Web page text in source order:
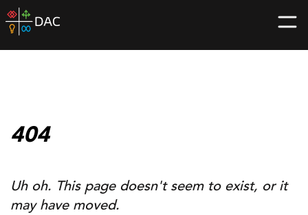
Skip
to
home
404
Uh oh. This page doesn't seem to exist, or it
may have moved.